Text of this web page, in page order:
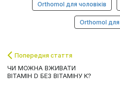
Orthomol для чоловіків
Orthomol для
Попередня стаття
ЧИ МОЖНА ВЖИВАТИ
ВІТАМІН D БЕЗ ВІТАМІНУ K?